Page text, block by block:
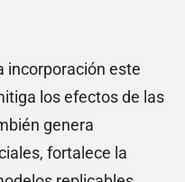
incorporación este
los efectos de las
genera
fortalece la